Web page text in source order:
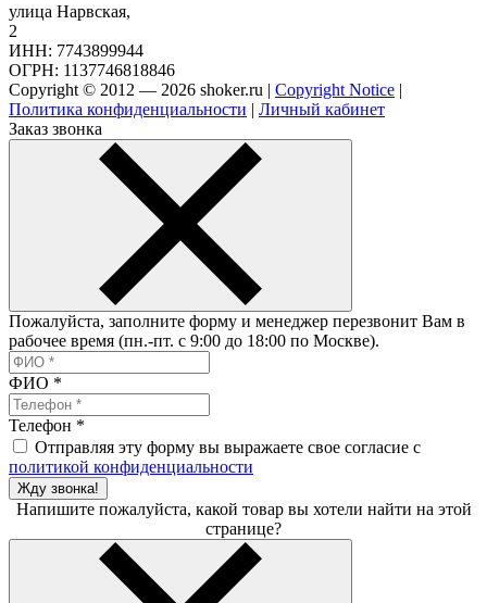
улица Нарвская,
2
ИНН: 7743899944
ОГРН: 1137746818846
Copyright © 2012 — 2026 shoker.ru | Copyright Notice |
Политика конфиденциальности | Личный кабинет
Заказ звонка
Пожалуйста, заполните форму и менеджер перезвонит Вам в
рабочее время (пн.-пт. с 9:00 до 18:00 по Москве).
ФИО *
Телефон *
Отправляя эту форму вы выражаете свое согласие с
политикой конфиденциальности
Жду звонка!
Напишите пожалуйста, какой товар вы хотели найти на этой
странице?